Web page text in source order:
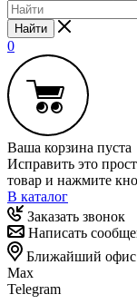
Найти
0
Ваша корзина пуста
Исправить это
товар и нажмите
В каталог
Заказать звонок
Написать
Ближайший офис
Max
Telegram